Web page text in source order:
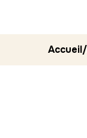
Accueil/